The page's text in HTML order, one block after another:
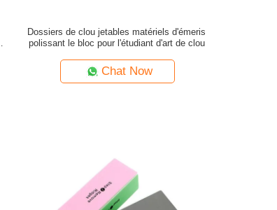
Dossiers de clou jetables matériels d'émeris
polissant le bloc pour l'étudiant d'art de clou
Chat Now